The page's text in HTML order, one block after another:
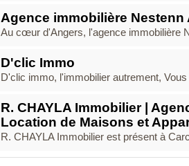
Agence immobilière Nestenn
Au cœur d'Angers, l'agence immobilière
D'clic Immo
D'clic immo, l'immobilier autrement,
R. CHAYLA Immobilier |
Location de Maisons et
R. CHAYLA Immobilier est présent à